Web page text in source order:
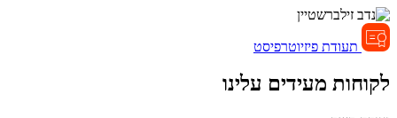
תעודת פיזיוטרפיסט
לקוחות מעידים עלינו